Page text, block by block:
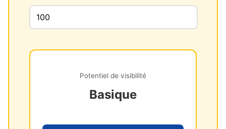
Potentiel de visibilité
Basique